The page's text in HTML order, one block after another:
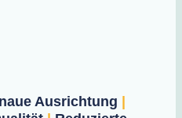
Ausrichtung |